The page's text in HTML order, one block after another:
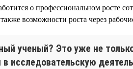
о профессиональном росте
возможности роста через
ученый? Это уже не
в исследовательскую